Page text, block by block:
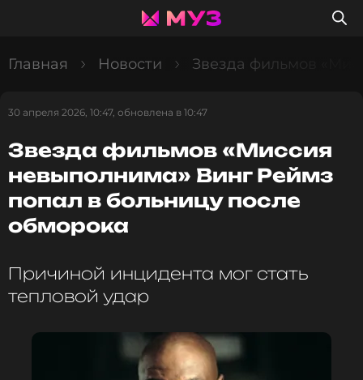
Главная Новости Звезда фильмов
30 апреля 2026, 10:47, обновлена в 10:47
Звезда фильмов «Миссия
невыполнима» Винг Реймз
попал в больницу после
обморока
Причиной инцидента мог стать
тепловой удар